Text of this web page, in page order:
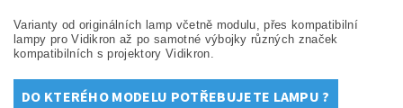
Varianty od originálních lamp včetně modulu, přes kompatibilní
lampy pro Vidikron až po samotné výbojky různých značek
kompatibilních s projektory Vidikron.
DO KTERÉHO MODELU POTŘEBUJETE LAMPU ?